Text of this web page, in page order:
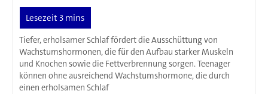
Tiefer, erholsamer Schlaf fördert die Ausschüttung von
Wachstumshormonen, die für den Aufbau starker Muskeln
und Knochen sowie die Fettverbrennung sorgen. Teenager
können ohne ausreichend Wachstumshormone, die durch
einen erholsamen Schlaf